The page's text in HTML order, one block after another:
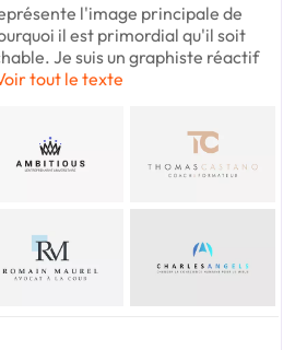
l'image principale de
il est primordial qu'il soit
Je suis un graphiste réactif
tout le texte